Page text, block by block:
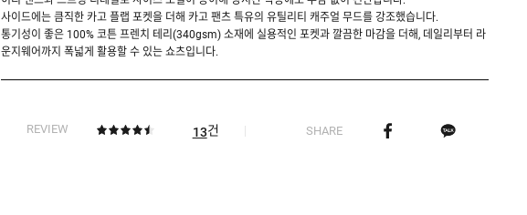
사이드에는 큼직한 카고 플랩 포켓을 더해 카고 팬츠 특유의 유틸리티 캐주얼 무드를 강조했습니다.
통기성이 좋은 100% 코튼 프렌치 테리(340gsm) 소재에 실용적인 포켓과 깔끔한 마감을 더해, 데일리부터 라
운지웨어까지 폭넓게 활용할 수 있는 쇼츠입니다.
REVIEW 13건 SHARE